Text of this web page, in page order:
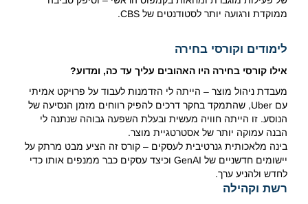
ממוקדת ורגועה יותר לסטודנטים של CBS.
לימודים וקורסי בחירה
אילו קורסי בחירה היו האהובים עליך עד כה, ומדוע?
מעבדת ניהול מוצר – הייתה לי הזדמנות לעבוד על פרויקט אמיתי
עם Uber, שהתמקד בחקר דרכים להפיק רווחים מזמן הנסיעה של
הנוסע. זו הייתה חוויה מעשית ובעלת השפעה גבוהה שנתנה לי
הבנה עמוקה יותר של אסטרטגיית מוצר.
בינה מלאכותית גנרטיבית לעסקים – קורס זה הציע מבט מרתק על
יישומים חדשניים של GenAI וכיצד עסקים כבר ממנפים אותו כדי
לחדש ולהניע ערך.
רשת וקהילה